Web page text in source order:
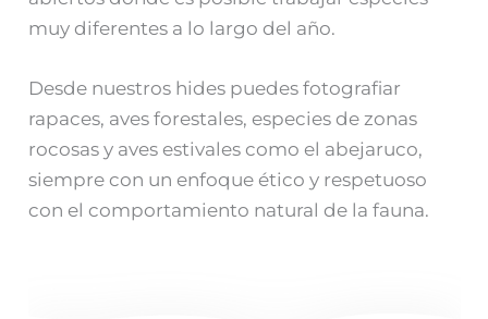
muy diferentes a lo largo del año.
Desde nuestros hides puedes fotografiar
rapaces, aves forestales, especies de zonas
rocosas y aves estivales como el abejaruco,
siempre con un enfoque ético y respetuoso
con el comportamiento natural de la fauna.